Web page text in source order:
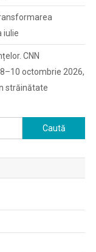
iulie
CNN
8–10 octombrie 2026,
străinătate
Caută
după: